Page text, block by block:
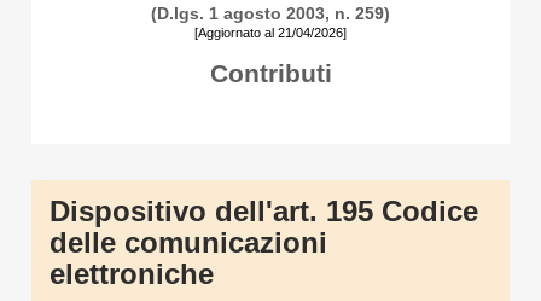
(D.lgs. 1 agosto 2003, n. 259)
[Aggiornato al 21/04/2026]
Contributi
Dispositivo dell'art. 195 Codice
delle comunicazioni
elettroniche